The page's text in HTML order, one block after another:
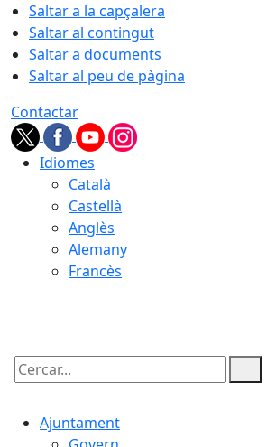
Saltar a la capçalera
Saltar al contingut
Saltar a documents
Saltar al peu de pàgina
Contactar
Idiomes
Català
Castellà
Anglès
Alemany
Francès
Cercar:
Ajuntament